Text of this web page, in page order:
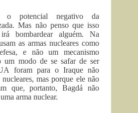
o potencial negativo da
Mas não penso que isso
bombardear alguém. Na
as armas nucleares como
e não um mecanismo
um modo de se safar de ser
foram para o Iraque não
mas porque ele não
que, portanto, Bagdá não
arma nuclear.